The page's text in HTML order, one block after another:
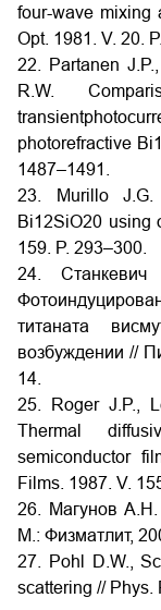
four-wave mixing
Opt. 1981. V. 20.
22. Partanen
R.W.
photorefractive
1487–1491.
23. Murillo J.G.
Bi12SiO20 using
159. P. 293–300.
24.
титаната
возбуждении //
14.
25. Roger J.P.,
Thermal
semiconductor
Films. 1987. V.
26. Магунов А.Н.
М.: Физматлит,
27. Pohl D.W.,
scattering // Phys.